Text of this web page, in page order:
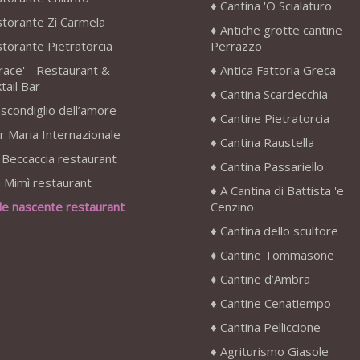
Zì Carmela
Pietratorcia
- Restaurant &
Bar
dell’amore
Maria Internazionale
restaurant
Mimì restaurant
nascente restaurant
Cantina 'O Scialaturo
Antiche grotte cantine
Perrazzo
Antica Fattoria Greca
Cantina Scardecchia
Cantine Pietratorcia
Cantina Raustella
Cantina Passariello
A Cantina di Battista 'e
Cenzino
Cantina dello scultore
Cantine Tommasone
Cantine d’Ambra
Cantine Cenatiempo
Cantina Pelliccione
Agriturismo Giasole